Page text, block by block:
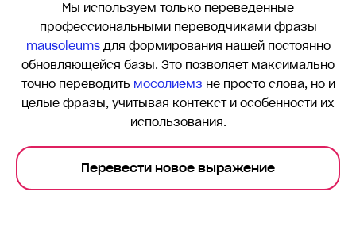
Мы используем только переведенные
профессиональными переводчиками фразы
mausoleumsдля формирования нашей постоянно
обновляющейся базы. Это позволяет максимально
точно переводить мосолиемз не просто слова, но и
целые фразы, учитывая контекст и особенности их
использования.
Перевести новое выражение